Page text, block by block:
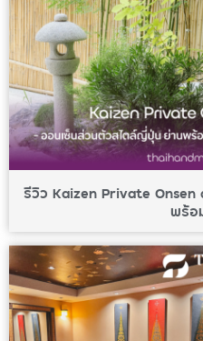
รีวิว Kaizen Private
พร้อ